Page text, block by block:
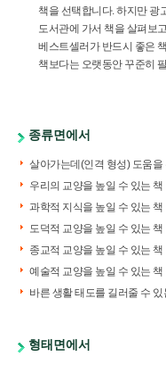
책을 선택합니다. 하지만 광
도서관에 가서 책을 살펴보
베스트셀러가 반드시 좋은
책보다는 오랫동안 꾸준히
종류면에서
살아가는데(인격 형성) 도움을
우리의 교양을 높일 수 있는 책
과학적 지식을 높일 수 있는 책
도덕적 교양을 높일 수 있는 책
종교적 교양을 높일 수 있는 책
예술적 교양을 높일 수 있는 책
바른 생활 태도를 길러줄 수 있
형태면에서